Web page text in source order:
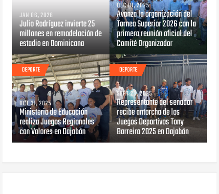
JAN 06, 2026
Julio Rodríguez invierte 25
millones en remodelación de
estadio en Dominicana
DEC 01, 2025
Avanza la organización del
Torneo Superior 2026 con la
primera reunión oficial del
Comité Organizador
DEPORTE
OCT 31, 2025
Ministerio de Educación
realiza Juegos Regionales
con Valores en Dajabón
DEPORTE
SEPT 28, 2025
Representante del senador
recibe antorcha de los
Juegos Deportivos Tony
Barreiro 2025 en Dajabón